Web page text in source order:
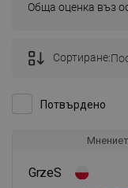
Обща оценка въз
Потвърдено
Сортиране:
GrzeS